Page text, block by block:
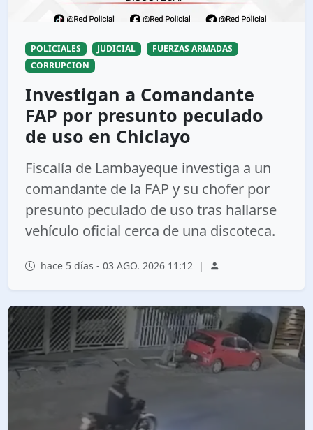
POLICIALES JUDICIAL
FUERZAS ARMADAS
CORRUPCION
Investigan a Comandante
FAP por presunto peculado
de uso en Chiclayo
Fiscalía de Lambayeque investiga a un
comandante de la FAP y su chofer por
presunto peculado de uso tras hallarse
vehículo oficial cerca de una discoteca.
hace 5 días - 03 AGO. 2026 11:12 |